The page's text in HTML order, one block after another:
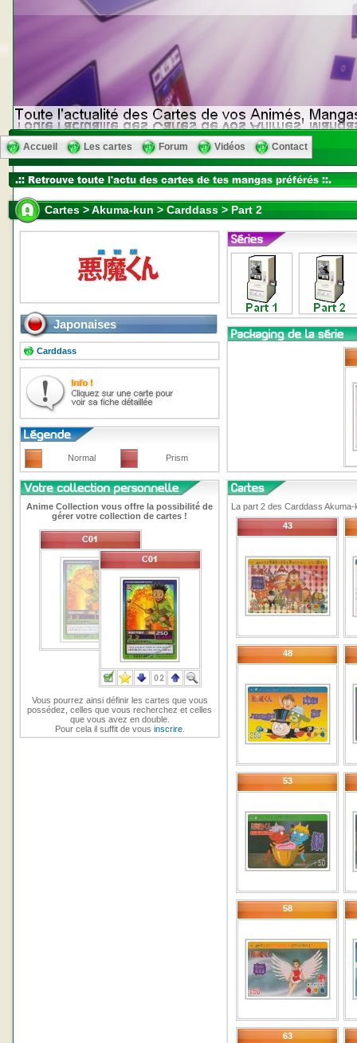
Accueil Les cartes Forum Vidéos Contact
Cartes > Akuma-kun > Carddass > Part 2
Japonaises
Carddass
Normal Prism
Anime Collection vous offre la possibilité de
gérer votre collection de cartes !
Vous pourrez ainsi définir les cartes que vous
possédez, celles que vous recherchez et celles
que vous avez en double.
Pour cela il suffit de vous inscrire.
La part 2 des Carddass
43
48
53
58
63